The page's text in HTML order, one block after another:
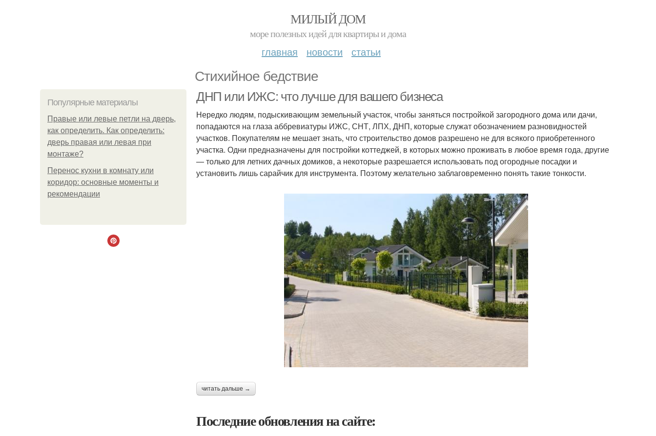
МИЛЫЙ ДОМ
море полезных идей для квартиры и дома
главная новости статьи
Стихийное бедствие
Популярные материалы
Правые или левые петли на дверь,
как определить. Как определить:
дверь правая или левая при
монтаже?
Перенос кухни в комнату или
коридор: основные моменты и
рекомендации
ДНП или ИЖС: что лучше для вашего бизнеса
Нередко людям, подыскивающим земельный участок, чтобы заняться постройкой загородного дома или дачи,
попадаются на глаза аббревиатуры ИЖС, СНТ, ЛПХ, ДНП, которые служат обозначением разновидностей
участков. Покупателям не мешает знать, что строительство домов разрешено не для всякого приобретенного
участка. Одни предназначены для постройки коттеджей, в которых можно проживать в любое время года, другие
— только для летних дачных домиков, а некоторые разрешается использовать под огородные посадки и
установить лишь сарайчик для инструмента. Поэтому желательно заблаговременно понять такие тонкости.
читать дальше →
Последние обновления на сайте: